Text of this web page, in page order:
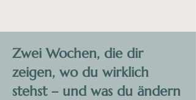
Zwei Wochen, die dir
zeigen, wo du wirklich
stehst – und was du ändern